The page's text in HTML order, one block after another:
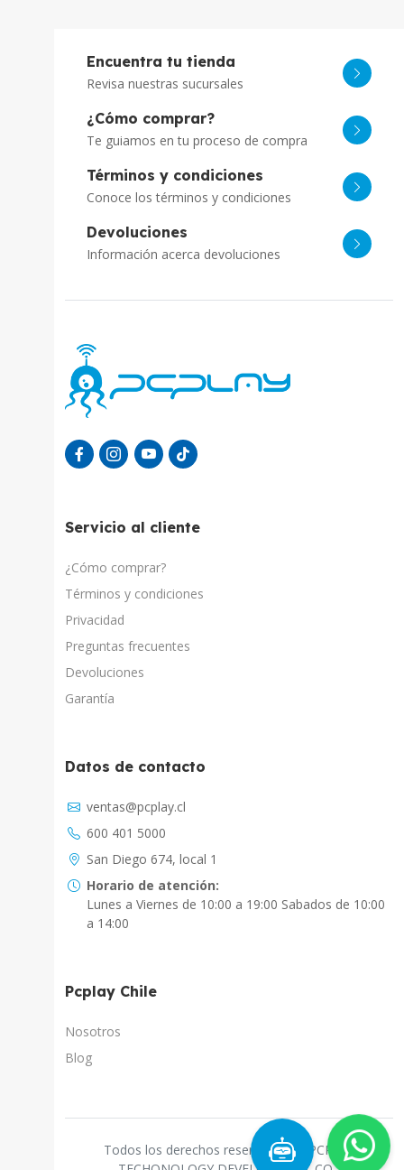
Encuentra tu tienda
Revisa nuestras sucursales
¿Cómo comprar?
Te guiamos en tu proceso de compra
Términos y condiciones
Conoce los términos y condiciones
Devoluciones
Información acerca devoluciones
Servicio al cliente
¿Cómo comprar?
Términos y condiciones
Privacidad
Preguntas frecuentes
Devoluciones
Garantía
Datos de contacto
ventas@pcplay.cl
600 401 5000
San Diego 674, local 1
Horario de atención:
Lunes a Viernes de 10:00 a 19:00 Sabados de 10:00
a 14:00
Pcplay Chile
Nosotros
Blog
Todos los derechos reservados a "PCPLAY
Chat con IA
PcPlay Santiago / Web
Hola soy Freddy, en que puedo ayudarte...
PcPlay Santiago / Tienda
PCPlay Osorno
Hola Soy Gaby en que puedo ayudarte